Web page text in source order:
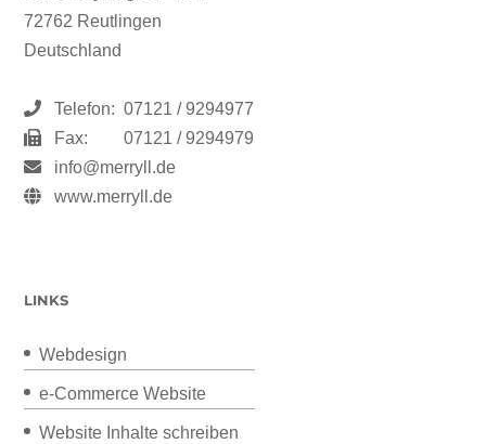
72762 Reutlingen
Deutschland
Telefon: 07121 / 9294977
Fax:
07121 / 9294979
info@merryll.de
www.merryll.de
LINKS
Webdesign
e-Commerce Website
Website Inhalte schreiben